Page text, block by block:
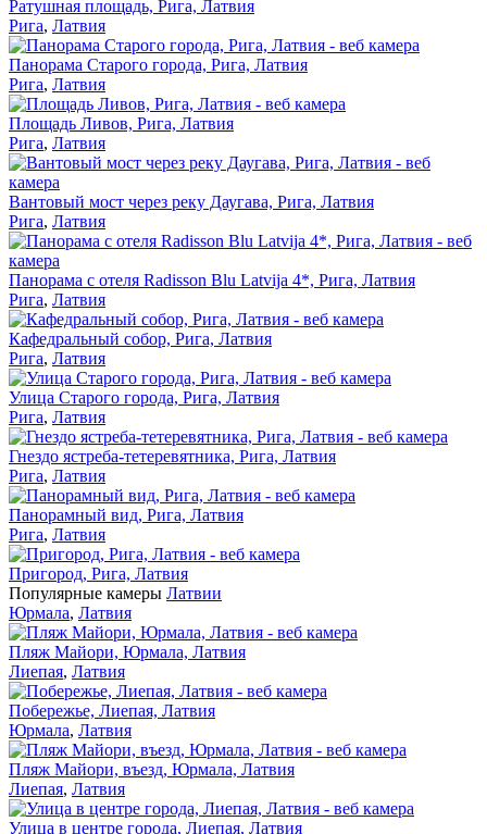
Ратушная площадь, Рига, Латвия
Рига, Латвия
Панорама Старого города, Рига, Латвия
Рига, Латвия
Площадь Ливов, Рига, Латвия
Рига, Латвия
Вантовый мост через реку Даугава, Рига, Латвия
Рига, Латвия
Панорама с отеля Radisson Blu Latvija 4*, Рига, Латвия
Рига, Латвия
Кафедральный собор, Рига, Латвия
Рига, Латвия
Улица Старого города, Рига, Латвия
Рига, Латвия
Гнездо ястреба-тетеревятника, Рига, Латвия
Рига, Латвия
Панорамный вид, Рига, Латвия
Рига, Латвия
Пригород, Рига, Латвия
Популярные камеры Латвии
Юрмала, Латвия
Пляж Майори, Юрмала, Латвия
Лиепая, Латвия
Побережье, Лиепая, Латвия
Юрмала, Латвия
Пляж Майори, въезд, Юрмала, Латвия
Лиепая, Латвия
Улица в центре города, Лиепая, Латвия